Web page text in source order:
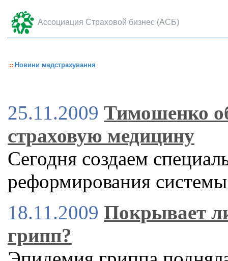
Ассоциация Страховой бизнес (АСБ)
Новини медстрахування
25.11.2009 Тимошенко
страховую медицину
Сегодня создаем
реформирования
18.11.2009 Покрывает
грипп?